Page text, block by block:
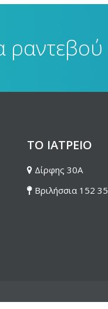
ραντεβού
ΤΟ ΙΑΤΡΕΙΟ
Δίρφης 30Α
Βριλήσσια 152 35